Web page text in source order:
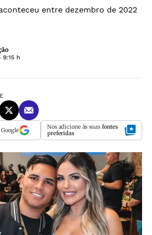
entre dezembro de 2022
9:15 h
Nos adicione às suas fontes
preferidas